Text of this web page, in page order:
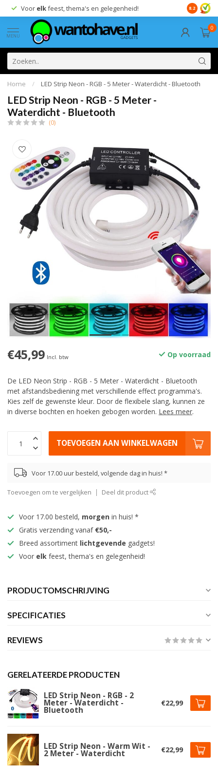
Voor elkfeest, thema's en gelegenheid! 8.2
MENU
0
Home / LED Strip Neon - RGB - 5 Meter - Waterdicht - Bluetooth
LED Strip Neon - RGB - 5 Meter -
Waterdicht - Bluetooth
(0)
€45,99 Incl. btw Op voorraad
De LED Neon Strip - RGB - 5 Meter - Waterdicht - Bluetooth
met afstandsbediening met verschillende effect programma's.
Kies zelf de gewenste kleur. Door de flexibele slang, kunnen ze
in diverse bochten en hoeken gebogen worden. Lees meer.
TOEVOEGEN AAN WINKELWAGEN
Voor 17.00 uur besteld, volgende dag in huis! *
Toevoegen om te vergelijken Deel dit product
Voor 17.00 besteld, morgen in huis! *
Gratis verzending vanaf €50,-
Breed assortiment lichtgevende gadgets!
Voor elk feest, thema's en gelegenheid!
PRODUCTOMSCHRIJVING
SPECIFICATIES
REVIEWS
GERELATEERDE PRODUCTEN
LED Strip Neon - RGB - 2
Meter - Waterdicht -
Bluetooth
€22,99
LED Strip Neon - Warm Wit -
2 Meter - Waterdicht €22,99